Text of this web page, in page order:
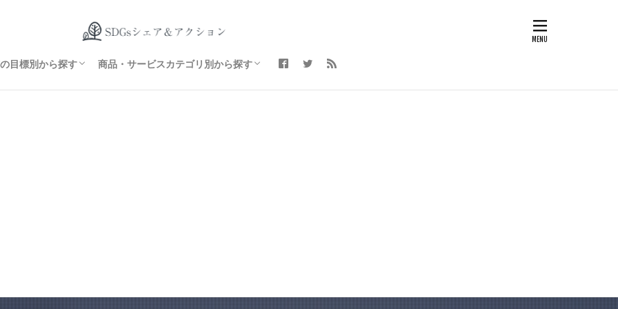
目標別から探す
なくそう
ゼロに
の人に健康と福祉を
い教育をみんなに
ダー平等を実現しよう
水とトイレを世界中に
ギーをみんなに そしてクリーンに
いも経済成長も
技術革新の基盤をつくろう
国の不平等をなくそう
続けられるまちづくりを
る責任 つかう責任
変動に具体的な対策を
豊かさを守ろう
豊かさも守ろう
と公正をすべての人に
トナーシップで目標を達成しよう
商品・サービスカテゴリ別から探す
ファッション
食料・飲料
エネルギー
電化製品
雑貨